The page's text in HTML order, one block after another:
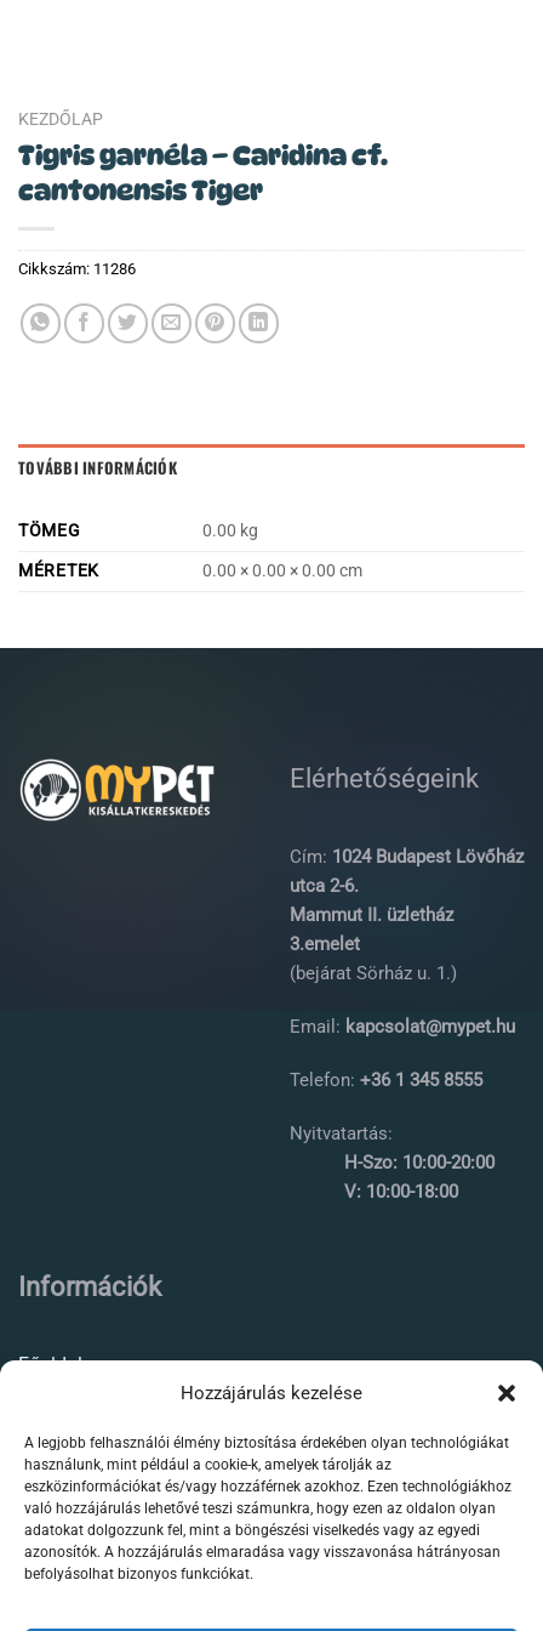
Hozzájárulás kezelése
A legjobb felhasználói élmény biztosítása érdekében olyan technológiákat
használunk, mint például a cookie-k, amelyek tárolják az
eszközinformációkat és/vagy hozzáférnek azokhoz. Ezen technológiákhoz
való hozzájárulás lehetővé teszi számunkra, hogy ezen az oldalon olyan
adatokat dolgozzunk fel, mint a böngészési viselkedés vagy az egyedi
azonosítók. A hozzájárulás elmaradása vagy visszavonása hátrányosan
befolyásolhat bizonyos funkciókat.
KEZDŐLAP
Tigris garnéla – Caridina cf.
cantonensis Tiger
Cikkszám: 11286
TOVÁBBI INFORMÁCIÓK
TÖMEG
0.00 kg
MÉRETEK
0.00 × 0.00 × 0.00 cm
Elérhetőségeink
Cím: 1024 Budapest Lövőház
utca 2-6.
Mammut II. üzletház
3.emelet
(bejárat Sörház u. 1.)
Email: kapcsolat@mypet.hu
Telefon: +36 1 345 8555
Nyitvatartás:
H-Szo: 10:00-20:00
V: 10:00-18:00
Információk
Főoldal
Élőállat kereskedés
Forgalmazott termékeink
Szaktanácsadás /